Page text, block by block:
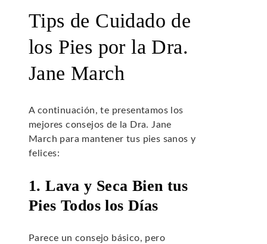
Tips de Cuidado de
los Pies por la Dra.
Jane March
A continuación, te presentamos los
mejores consejos de la Dra. Jane
March para mantener tus pies sanos y
felices:
1. Lava y Seca Bien tus
Pies Todos los Días
Parece un consejo básico, pero